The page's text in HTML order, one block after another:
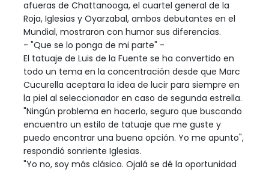
afueras de Chattanooga, el cuartel general de la
Roja, Iglesias y Oyarzabal, ambos debutantes en el
Mundial, mostraron con humor sus diferencias.
- "Que se lo ponga de mi parte" -
El tatuaje de Luis de la Fuente se ha convertido en
todo un tema en la concentración desde que Marc
Cucurella aceptara la idea de lucir para siempre en
la piel al seleccionador en caso de segunda estrella.
"Ningún problema en hacerlo, seguro que buscando
encuentro un estilo de tatuaje que me guste y
puedo encontrar una buena opción. Yo me apunto",
respondió sonriente Iglesias.
"Yo no, soy más clásico. Ojalá se dé la oportunidad